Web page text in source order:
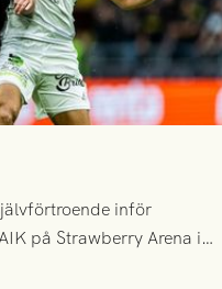
inför
på Strawberry Arena i
i första halvlek av